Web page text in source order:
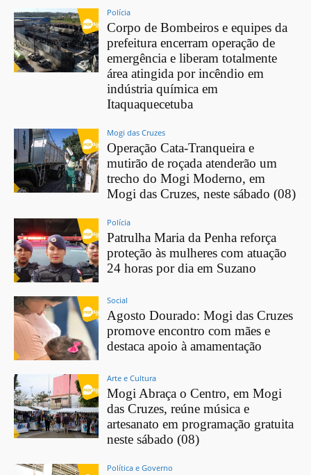
Polícia
Corpo de Bombeiros e equipes da
prefeitura encerram operação de
emergência e liberam totalmente
área atingida por incêndio em
indústria química em
Itaquaquecetuba
Mogi das Cruzes
Operação Cata-Tranqueira e
mutirão de roçada atenderão um
trecho do Mogi Moderno, em
Mogi das Cruzes, neste sábado (08)
Polícia
Patrulha Maria da Penha reforça
proteção às mulheres com atuação
24 horas por dia em Suzano
Social
Agosto Dourado: Mogi das Cruzes
promove encontro com mães e
destaca apoio à amamentação
Arte e Cultura
Mogi Abraça o Centro, em Mogi
das Cruzes, reúne música e
artesanato em programação gratuita
neste sábado (08)
Política e Governo